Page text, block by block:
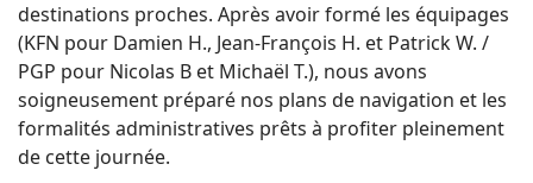
destinations proches. Après avoir formé les équipages
(KFN pour Damien H., Jean-François H. et Patrick W. /
PGP pour Nicolas B et Michaël T.), nous avons
soigneusement préparé nos plans de navigation et les
formalités administratives prêts à profiter pleinement
de cette journée.